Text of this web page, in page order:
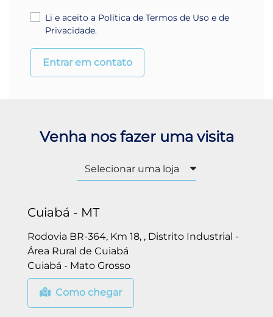
Li e aceito a Política de Termos de Uso e de
Privacidade.
Entrar em contato
Venha nos fazer uma visita
Selecionar uma loja
Cuiabá - MT
Rodovia BR-364, Km 18, , Distrito Industrial -
Área Rural de Cuiabá
Cuiabá - Mato Grosso
Como chegar